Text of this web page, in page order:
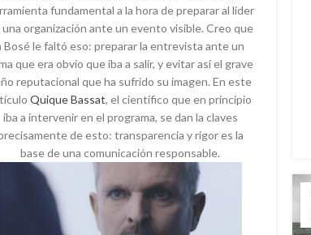
fundamental a la hora de preparar al líder
una organización ante un evento visible. Creo que
Bosé le faltó eso: preparar la entrevista ante un
que era obvio que iba a salir, y evitar así el grave
reputacional que ha sufrido su imagen. En este
Quique Bassat, el científico que en principio
iba a intervenir en el programa, se dan la claves
de esto: transparencia y rigor es la
base de una comunicación responsable.